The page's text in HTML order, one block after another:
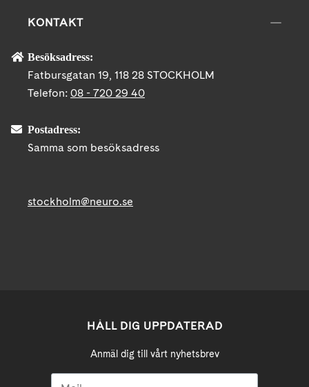
KONTAKT
Besöksadress:
Fatbursgatan 19, 118 28 STOCKHOLM
Telefon: 08 - 720 29 40
Postadress:
Samma som besöksadress
stockholm@neuro.se
HÅLL DIG UPPDATERAD
Anmäl dig till vårt nyhetsbrev